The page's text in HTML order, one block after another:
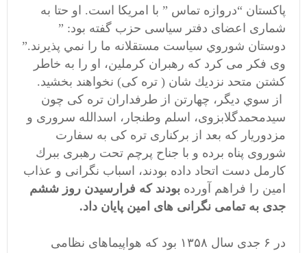
پاكستان “دروازه تماس ” با امريكا است. او حتا به
شماری اعضای دفتر سياسی حزب گفته بود: ”
دوستان شوروي سياست مستقلانه ما را نمي پذيرند.”
وی فکر می کرد که رهبران كرملين، او را به خاطر
كشتن متحد نزديك شان ( تره كی) نخواهند بخشيد.
از سوي ديگر، چهارتن از طرفداران تره كی چون
سيدمحمدگلابزوی، اسلم وطنجار، اسدالله سروری و
مزدوريار كه بعد از بركناری تره كی به سفارت
شوروی پناه برده و با جناح پرچم تحت رهبری ببرك
كارمل دست اتحاد داده بودند،‌ اسباب نگرانی و عذاب
امين را فراهم آورده بودند که فرارسیدن روز ششم
جدی به تمامی نگرانی های امین پایان داد.
در ۶ جدی
سال ۱۳۵۸ بود که هواپیماهای نظامی